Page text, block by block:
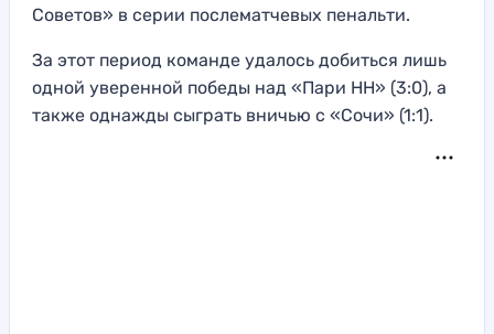
Советов» в серии послематчевых пенальти.
За этот период команде удалось добиться лишь
одной уверенной победы над «Пари НН» (3:0), а
также однажды сыграть вничью с «Сочи» (1:1).